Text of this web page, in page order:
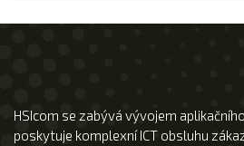
HSIcom se zabývá vývojem
poskytuje komplexní ICT obsluhu